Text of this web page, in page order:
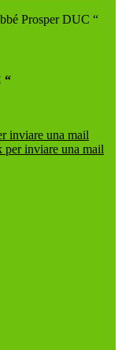
Prosper DUC “
“
inviare una mail
per inviare una mail